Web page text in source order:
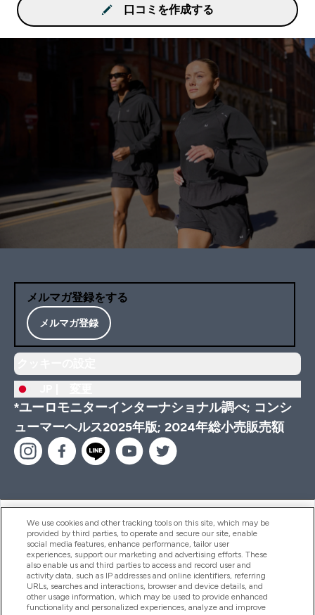
口コミを作成する
メルマガ登録をする
メルマガ登録
*ユーロモニターインターナショナル調べ; コンシ
ューマーヘルス2025年版; 2024年総小売販売額
ヘルプ＆ガイド
商品について
We use cookies and other tracking tools on this site, which may be
provided by third parties, to operate and secure our site, enable
social media features, enhance performance, tailor user
experiences, support our marketing and advertising efforts. These
also enable us and third parties to access and record user and
activity data, such as IP addresses and online identifiers, referring
URLs, searches and interactions, browser and device details, and
other usage information, which may be used to provide enhanced
functionality and personalized experiences, analyze and improve